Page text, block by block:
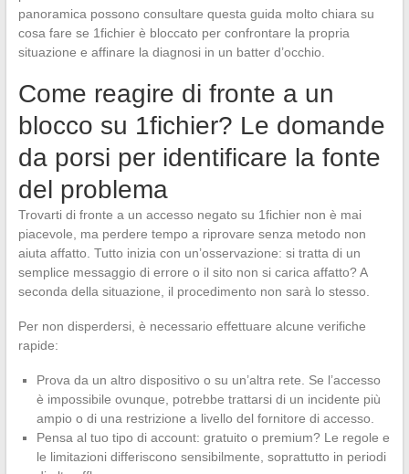
panoramica possono consultare questa guida molto chiara su
cosa fare se 1fichier è bloccato per confrontare la propria
situazione e affinare la diagnosi in un batter d’occhio.
Come reagire di fronte a un
blocco su 1fichier? Le domande
da porsi per identificare la fonte
del problema
Trovarti di fronte a un accesso negato su 1fichier non è mai
piacevole, ma perdere tempo a riprovare senza metodo non
aiuta affatto. Tutto inizia con un’osservazione: si tratta di un
semplice messaggio di errore o il sito non si carica affatto? A
seconda della situazione, il procedimento non sarà lo stesso.
Per non disperdersi, è necessario effettuare alcune verifiche
rapide:
Prova da un altro dispositivo o su un’altra rete. Se l’accesso
è impossibile ovunque, potrebbe trattarsi di un incidente più
ampio o di una restrizione a livello del fornitore di accesso.
Pensa al tuo tipo di account: gratuito o premium? Le regole e
le limitazioni differiscono sensibilmente, soprattutto in periodi